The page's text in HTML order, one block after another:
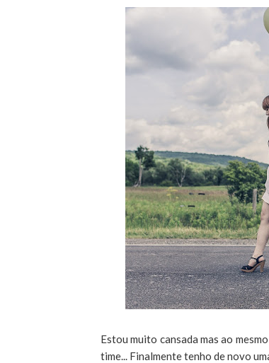
Estou muito cansada mas ao
time... Finalmente tenho de novo